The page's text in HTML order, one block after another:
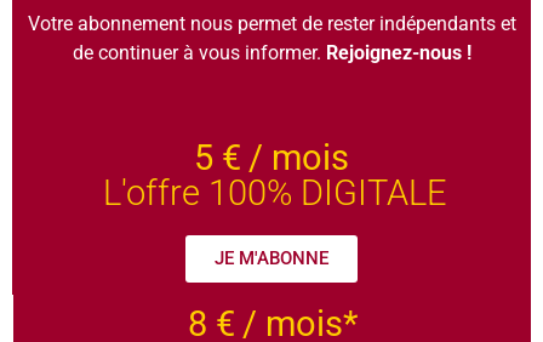
Votre abonnement nous permet de rester indépendants et
de continuer à vous informer. Rejoignez-nous !
5 € / mois
L'offre 100% DIGITALE
JE M'ABONNE
8 € / mois*